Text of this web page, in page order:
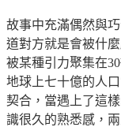
故事中充滿偶然與
道對方就是會被什
被某種引力聚集在30
地球上七十億的人
契合，當遇上了這
識很久的熟悉感，